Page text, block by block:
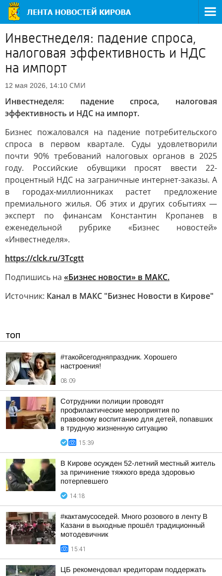
Инвестнеделя: падение спроса,
налоговая эффективность и НДС
на импорт
12 мая 2026, 14:10 СМИ
Инвестнеделя: падение спроса, налоговая
эффективность и НДС на импорт.
Бизнес пожаловался на падение потребительского
спроса в первом квартале. Суды удовлетворили
почти 90% требований налоговых органов в 2025
году. Российские обувщики просят ввести 22-
процентный НДС на заграничные интернет-заказы. А
в городах-миллионниках растет предложение
премиального жилья. Об этих и других событиях —
эксперт по финансам Константин Кропанев в
еженедельной рубрике «Бизнес новостей»
«Инвестнеделя».
https://clck.ru/3Tcgtt
Подпишись на «Бизнес новости» в МАКС.
Источник: Канал в МАКС "Бизнес Новости в Кирове"
ТОП
#такойсегодняпраздник. Хорошего
настроения!
08:09
Сотрудники полиции проводят
профилактические мероприятия по
правовому воспитанию для детей, попавших
в трудную жизненную ситуацию
15:39
В Кирове осужден 52-летний местный житель
за причинение тяжкого вреда здоровью
потерпевшего
14:18
#кактамусоседей. Много розового в ленту В
Казани в выходные прошёл традиционный
мотодевичник
15:41
ЦБ рекомендовал кредиторам поддержать